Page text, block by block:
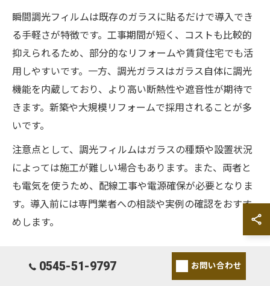
瞬間調光フィルムは既存のガラスに貼るだけで導入でき
る手軽さが特徴です。工事期間が短く、コストも比較的
抑えられるため、部分的なリフォームや賃貸住宅でも活
用しやすいです。一方、調光ガラスはガラス自体に調光
機能を内蔵しており、より高い断熱性や遮音性が期待で
きます。新築や大規模リフォームで採用されることが多
いです。
注意点として、調光フィルムはガラスの種類や設置状況
によっては施工が難しい場合もあります。また、両者と
も電気を使うため、配線工事や電源確保が必要となりま
す。導入前には専門業者への相談や実例の確認をおすす
めします。
コストと機能を両立した窓リフォームのコツ
スマートウィンドウのリフォームは、コストと機能のバ
0545-51-9797 お問い合わせ